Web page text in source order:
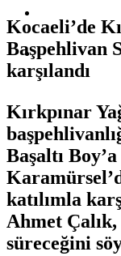
SAĞLIK
Kocaeli’de
Başpehlivan
karşılandı
Kırkpınar
Başaltı
katılımla
Ahmet
süreceğini